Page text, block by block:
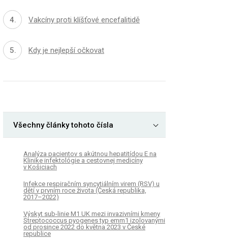
Vakcíny proti klíšťové encefalitidě
Kdy je nejlepší očkovat
Všechny články tohoto čísla
Analýza pacientov s akútnou hepatitídou E na
Klinike infektológie a cestovnej medicíny
v Košiciach
Infekce respiračním syncytiálním virem (RSV) u
dětí v prvním roce života (Česká republika,
2017–2022)
Výskyt sub-linie M1 UK mezi invazivními kmeny
Streptococcus pyogenes typ emm1 izolovanými
od prosince 2022 do května 2023 v České
republice